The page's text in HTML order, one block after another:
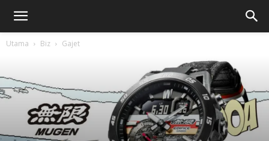
Utama Biz Gajet